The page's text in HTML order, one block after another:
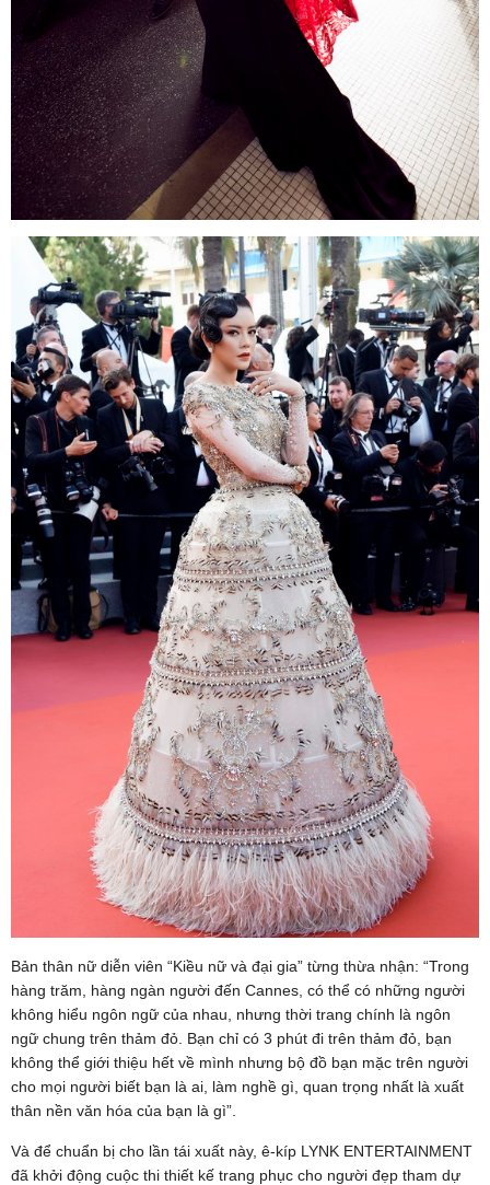
Bản thân nữ diễn viên “Kiều nữ và đại gia” từng thừa nhận: “Trong
hàng trăm, hàng ngàn người đến Cannes, có thể có những người
không hiểu ngôn ngữ của nhau, nhưng thời trang chính là ngôn
ngữ chung trên thảm đỏ. Bạn chỉ có 3 phút đi trên thảm đỏ, bạn
không thể giới thiệu hết về mình nhưng bộ đồ bạn mặc trên người
cho mọi người biết bạn là ai, làm nghề gì, quan trọng nhất là xuất
thân nền văn hóa của bạn là gì”.
Và để chuẩn bị cho lần tái xuất này, ê-kíp LYNK ENTERTAINMENT
đã khởi động cuộc thi thiết kế trang phục cho người đẹp tham dự